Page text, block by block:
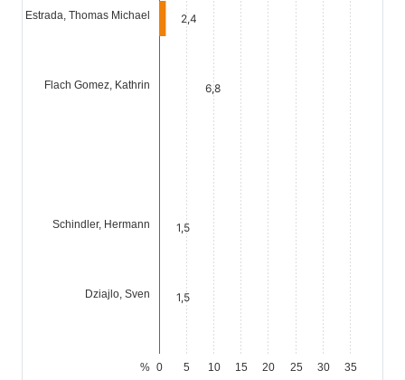
Estrada, Thomas Michael
Flach Gomez, Kathrin
Schindler, Hermann
Dziajlo, Sven
0 5 10 15 20 25 30 35
%
2,4
6,8
1,5
1,5